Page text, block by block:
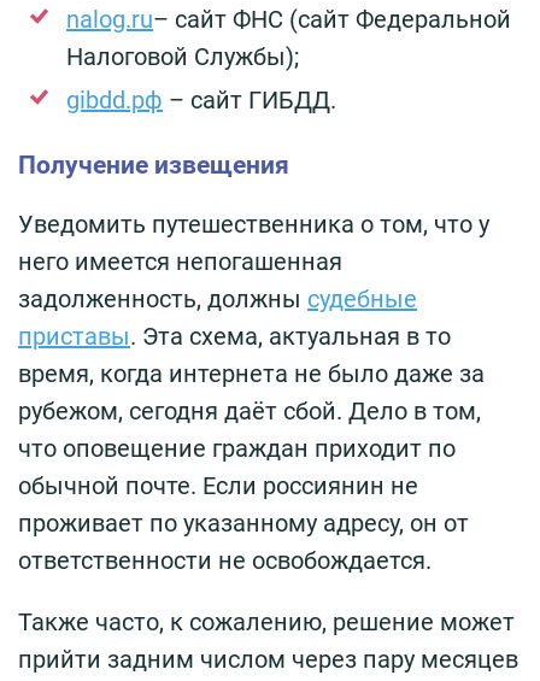
nalog.ru– сайт ФНС (сайт Федеральной
Налоговой Службы);
gibdd.рф – сайт ГИБДД.
Получение извещения
Уведомить путешественника о том, что у
него имеется непогашенная
задолженность, должны судебные
приставы. Эта схема, актуальная в то
время, когда интернета не было даже за
рубежом, сегодня даёт сбой. Дело в том,
что оповещение граждан приходит по
обычной почте. Если россиянин не
проживает по указанному адресу, он от
ответственности не освобождается.
Также часто, к сожалению, решение может
прийти задним числом через пару месяцев